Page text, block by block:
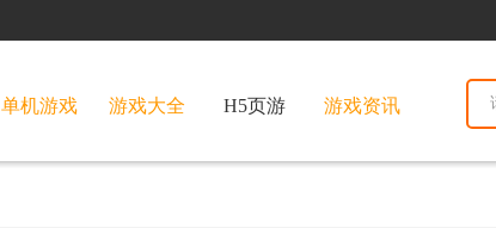
单机游戏 游戏大全 H5页游 游戏资讯